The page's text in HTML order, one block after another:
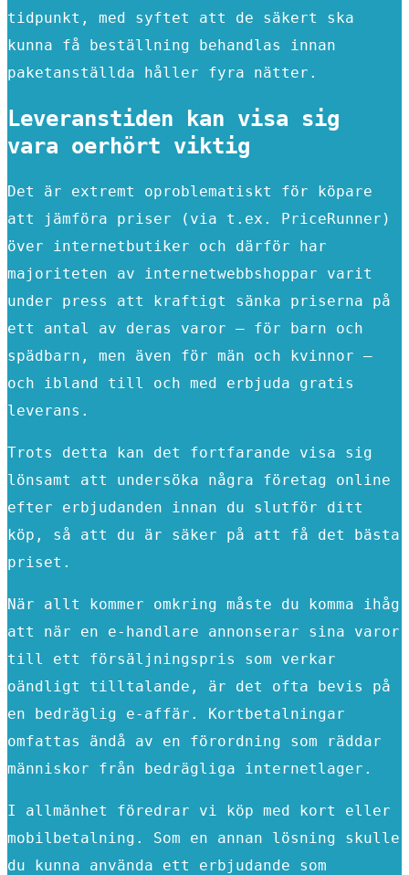
tidpunkt, med syftet att de säkert ska
kunna få beställning behandlas innan
paketanställda håller fyra nätter.
Leveranstiden kan visa sig
vara oerhört viktig
Det är extremt oproblematiskt för köpare
att jämföra priser (via t.ex. PriceRunner)
över internetbutiker och därför har
majoriteten av internetwebbshoppar varit
under press att kraftigt sänka priserna på
ett antal av deras varor – för barn och
spädbarn, men även för män och kvinnor –
och ibland till och med erbjuda gratis
leverans.
Trots detta kan det fortfarande visa sig
lönsamt att undersöka några företag online
efter erbjudanden innan du slutför ditt
köp, så att du är säker på att få det bästa
priset.
När allt kommer omkring måste du komma ihåg
att när en e-handlare annonserar sina varor
till ett försäljningspris som verkar
oändligt tilltalande, är det ofta bevis på
en bedräglig e-affär. Kortbetalningar
omfattas ändå av en förordning som räddar
människor från bedrägliga internetlager.
I allmänhet föredrar vi köp med kort eller
mobilbetalning. Som en annan lösning skulle
du kunna använda ett erbjudande som